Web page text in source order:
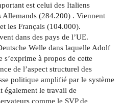
est celui des Italiens
(284.200) . Viennent
les Français (104.000).
dans des pays de l’UE.
Welle dans laquelle Adolf
à propos de cette
de l’aspect structurel des
politique amplifié par le système
également le travail de
comme le SVP de